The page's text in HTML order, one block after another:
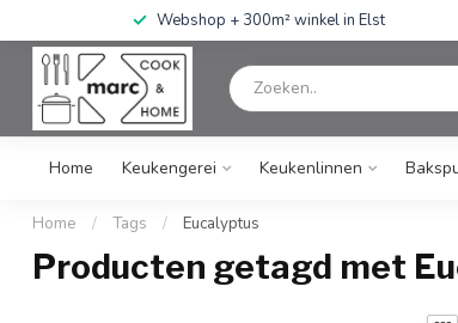
Webshop + 300m² winkel in Elst
Home Keukengerei Keukenlinnen
Home / Tags / Eucalyptus
Producten getagd met